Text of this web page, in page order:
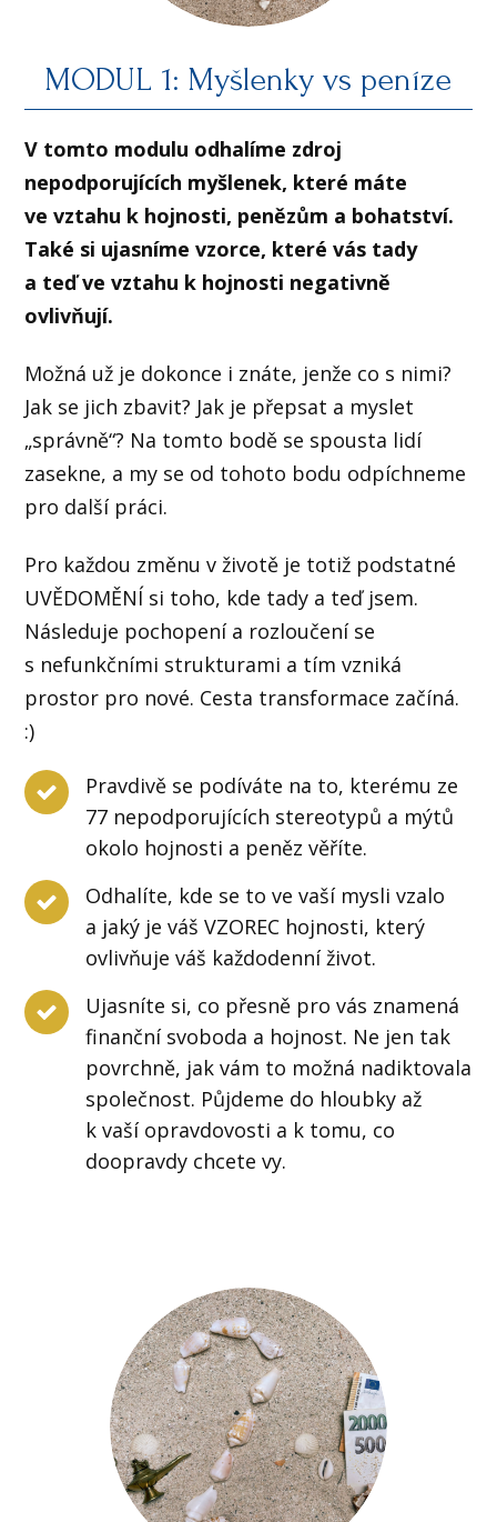
MODUL 1: Myšlenky vs peníze
V tomto modulu odhalíme zdroj
nepodporujících myšlenek, které máte
ve vztahu k hojnosti, penězům a bohatství.
Také si ujasníme vzorce, které vás tady
a teď ve vztahu k hojnosti negativně
ovlivňují.
Možná už je dokonce i znáte, jenže co s nimi?
Jak se jich zbavit? Jak je přepsat a myslet
„správně“? Na tomto bodě se spousta lidí
zasekne, a my se od tohoto bodu odpíchneme
pro další práci.
Pro každou změnu v životě je totiž podstatné
UVĚDOMĚNÍ si toho, kde tady a teď jsem.
Následuje pochopení a rozloučení se
s nefunkčními strukturami a tím vzniká
prostor pro nové. Cesta transformace začíná.
:)
Pravdivě se podíváte na to, kterému ze
77 nepodporujících stereotypů a mýtů
okolo hojnosti a peněz věříte.
Odhalíte, kde se to ve vaší mysli vzalo
a jaký je váš VZOREC hojnosti, který
ovlivňuje váš každodenní život.
Ujasníte si, co přesně pro vás znamená
finanční svoboda a hojnost. Ne jen tak
povrchně, jak vám to možná nadiktovala
společnost. Půjdeme do hloubky až
k vaší opravdovosti a k tomu, co
doopravdy chcete vy.